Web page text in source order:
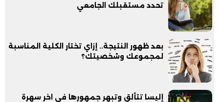
تحدد مستقبلك الجامعي
بعد ظهور النتيجة.. إزاي تختار الكلية المناسبة
لمجموعك وشخصيتك؟
إليسا تتألق وتبهر جمهورها في اخر سهرة